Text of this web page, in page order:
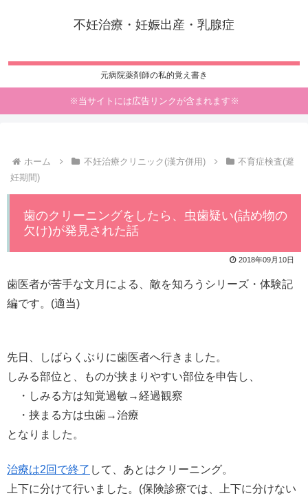
不妊治療・妊娠出産・乳腺症
元病院薬剤師の私的覚え書き
※当サイトには広告リンクが含まれます※
ホーム 不妊治療クリニック(漢方併用)
不育症検査(避
妊期間)
歯のクリーニングをしたら、虫歯疑い(詰め物の
欠け)が発見された話
2018年09月10日
歯医者が苦手な文月による、敵を知ろうシリーズ・体験記
編です。(適当)
先日、しばらくぶりに歯医者へ行きました。
しみる部位と、ものが挟まりやすい部位を申告し、
・しみる方は知覚過敏→経過観察
・挟まる方は虫歯→治療
となりました。
治療は2回で終了 して、あとはクリーニング。
上下に分けて行いました。(保険診療では、上下に分けない